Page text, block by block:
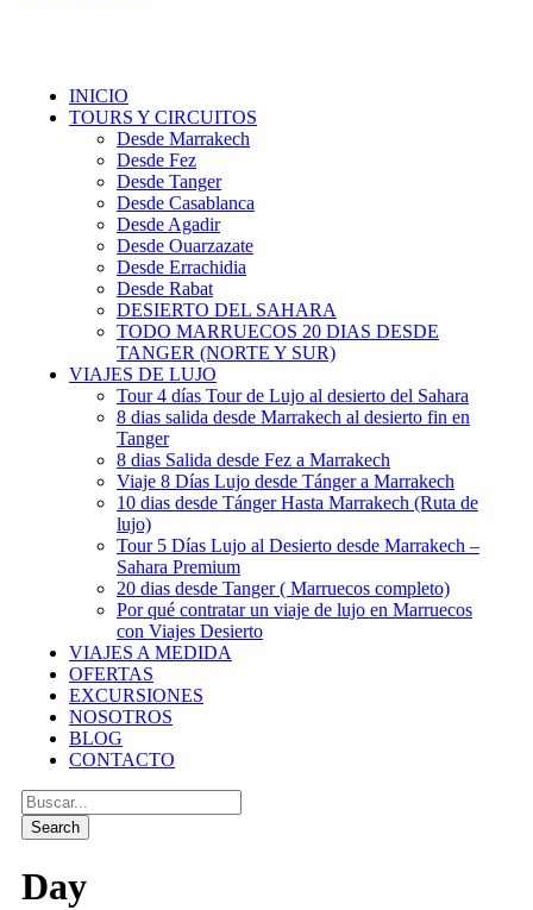
INICIO
TOURS Y CIRCUITOS
Desde Marrakech
Desde Fez
Desde Tanger
Desde Casablanca
Desde Agadir
Desde Ouarzazate
Desde Errachidia
Desde Rabat
DESIERTO DEL SAHARA
TODO MARRUECOS 20 DIAS DESDE
TANGER (NORTE Y SUR)
VIAJES DE LUJO
Tour 4 días Tour de Lujo al desierto del Sahara
8 dias salida desde Marrakech al desierto fin en
Tanger
8 dias Salida desde Fez a Marrakech
Viaje 8 Días Lujo desde Tánger a Marrakech
10 dias desde Tánger Hasta Marrakech (Ruta de
lujo)
Tour 5 Días Lujo al Desierto desde Marrakech –
Sahara Premium
20 dias desde Tanger ( Marruecos completo)
Por qué contratar un viaje de lujo en Marruecos
con Viajes Desierto
VIAJES A MEDIDA
OFERTAS
EXCURSIONES
NOSOTROS
BLOG
CONTACTO
Day